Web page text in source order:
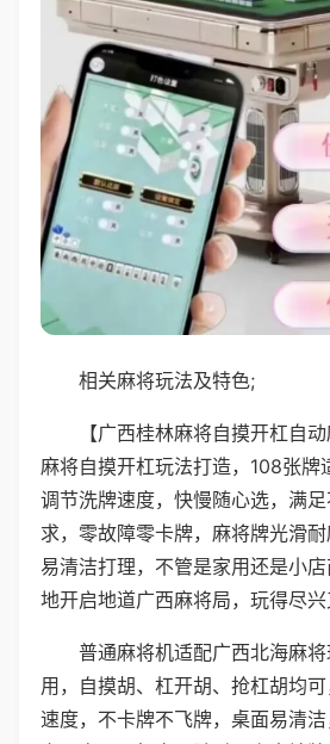
相关麻将玩法及特色;
【广西桂林麻将自摸开杠自
麻将自摸开杠玩法打造，108张牌
调节洗牌速度，快慢随心选，满
求，零故障零卡牌，麻将牌光滑
易清洁打理，不管是家用还是小
地开启地道广西麻将局，玩得尽兴
普通麻将机适配广西北海麻
用，自摸胡、杠开胡、抢杠胡均
速度，不卡牌不飞牌，桌面易清洁